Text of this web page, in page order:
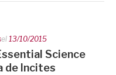
el 13/10/2015
Science
de Incites